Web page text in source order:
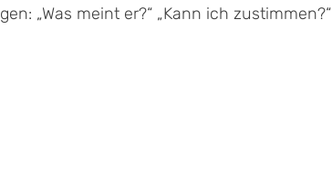
„Was meint er?“ „Kann ich zustimmen?“